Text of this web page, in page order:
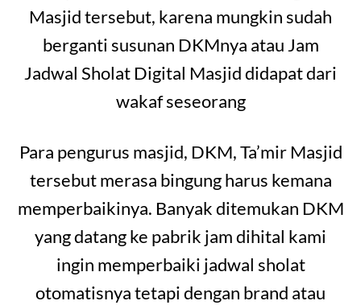
Masjid tersebut, karena mungkin sudah
berganti susunan DKMnya atau Jam
Jadwal Sholat Digital Masjid didapat dari
wakaf seseorang
Para pengurus masjid, DKM, Ta’mir Masjid
tersebut merasa bingung harus kemana
memperbaikinya. Banyak ditemukan DKM
yang datang ke pabrik jam dihital kami
ingin memperbaiki jadwal sholat
otomatisnya tetapi dengan brand atau